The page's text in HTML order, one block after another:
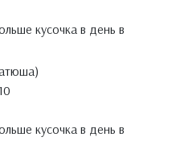
кусочка в день в
кусочка в день в